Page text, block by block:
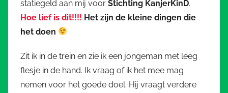
statiegeld aan mij voor Stichting KanjerKinD.
Hoe lief is dit!!!! Het zijn de kleine dingen die
het doen
Zit ik in de trein en zie ik een jongeman met leeg
flesje in de hand. Ik vraag of ik het mee mag
nemen voor het goede doel. Hij vraagt verdere